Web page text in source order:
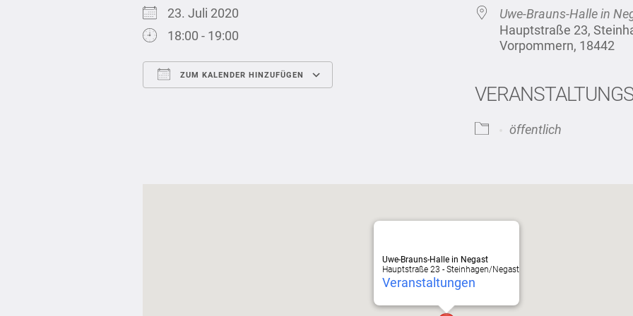
23. Juli 2020
18:00 - 19:00
ZUM KALENDER HINZUFÜGEN
iCalendar
Uwe-Brauns-Halle in
Hauptstraße 23,
Vorpommern, 18442
öffentlich
Uwe-Brauns-Halle in Negast
Hauptstraße 23 - Steinhagen/Negast
Veranstaltungen